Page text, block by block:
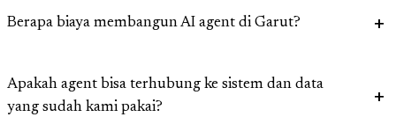
Berapa biaya membangun AI agent di Garut?
Apakah agent bisa terhubung ke sistem dan data
yang sudah kami pakai?